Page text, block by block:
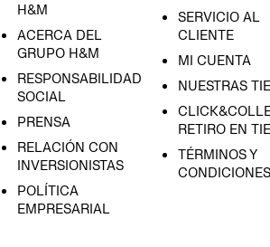
H&M
ACERCA DEL
GRUPO H&M
RESPONSABILIDAD
SOCIAL
PRENSA
RELACIÓN CON
INVERSIONISTAS
POLÍTICA
EMPRESARIAL
SERVICIO AL
CLIENTE
MI CUENTA
NUESTRAS
RETIRO EN
TÉRMINOS Y
CONDICIONES